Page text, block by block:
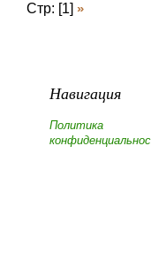
Стр: [1] »
Навигация
Политика